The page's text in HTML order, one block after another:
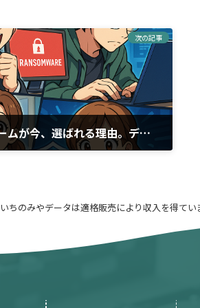
次の記事
モニターアームが今、選ばれる理由。デスク環境の最適化が生産性を左右する
ちのみやデータは適格販売により収入を得てい